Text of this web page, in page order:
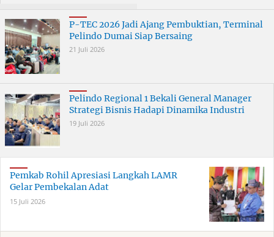
P-TEC 2026 Jadi Ajang Pembuktian, Terminal
Pelindo Dumai Siap Bersaing
21 Juli 2026
Pelindo Regional 1 Bekali General Manager
Strategi Bisnis Hadapi Dinamika Industri
19 Juli 2026
Pemkab Rohil Apresiasi Langkah LAMR
Gelar Pembekalan Adat
15 Juli 2026